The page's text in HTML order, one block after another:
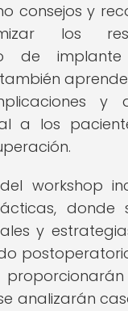
consejos y
los
de
a los
workshop
donde
y
analizarán